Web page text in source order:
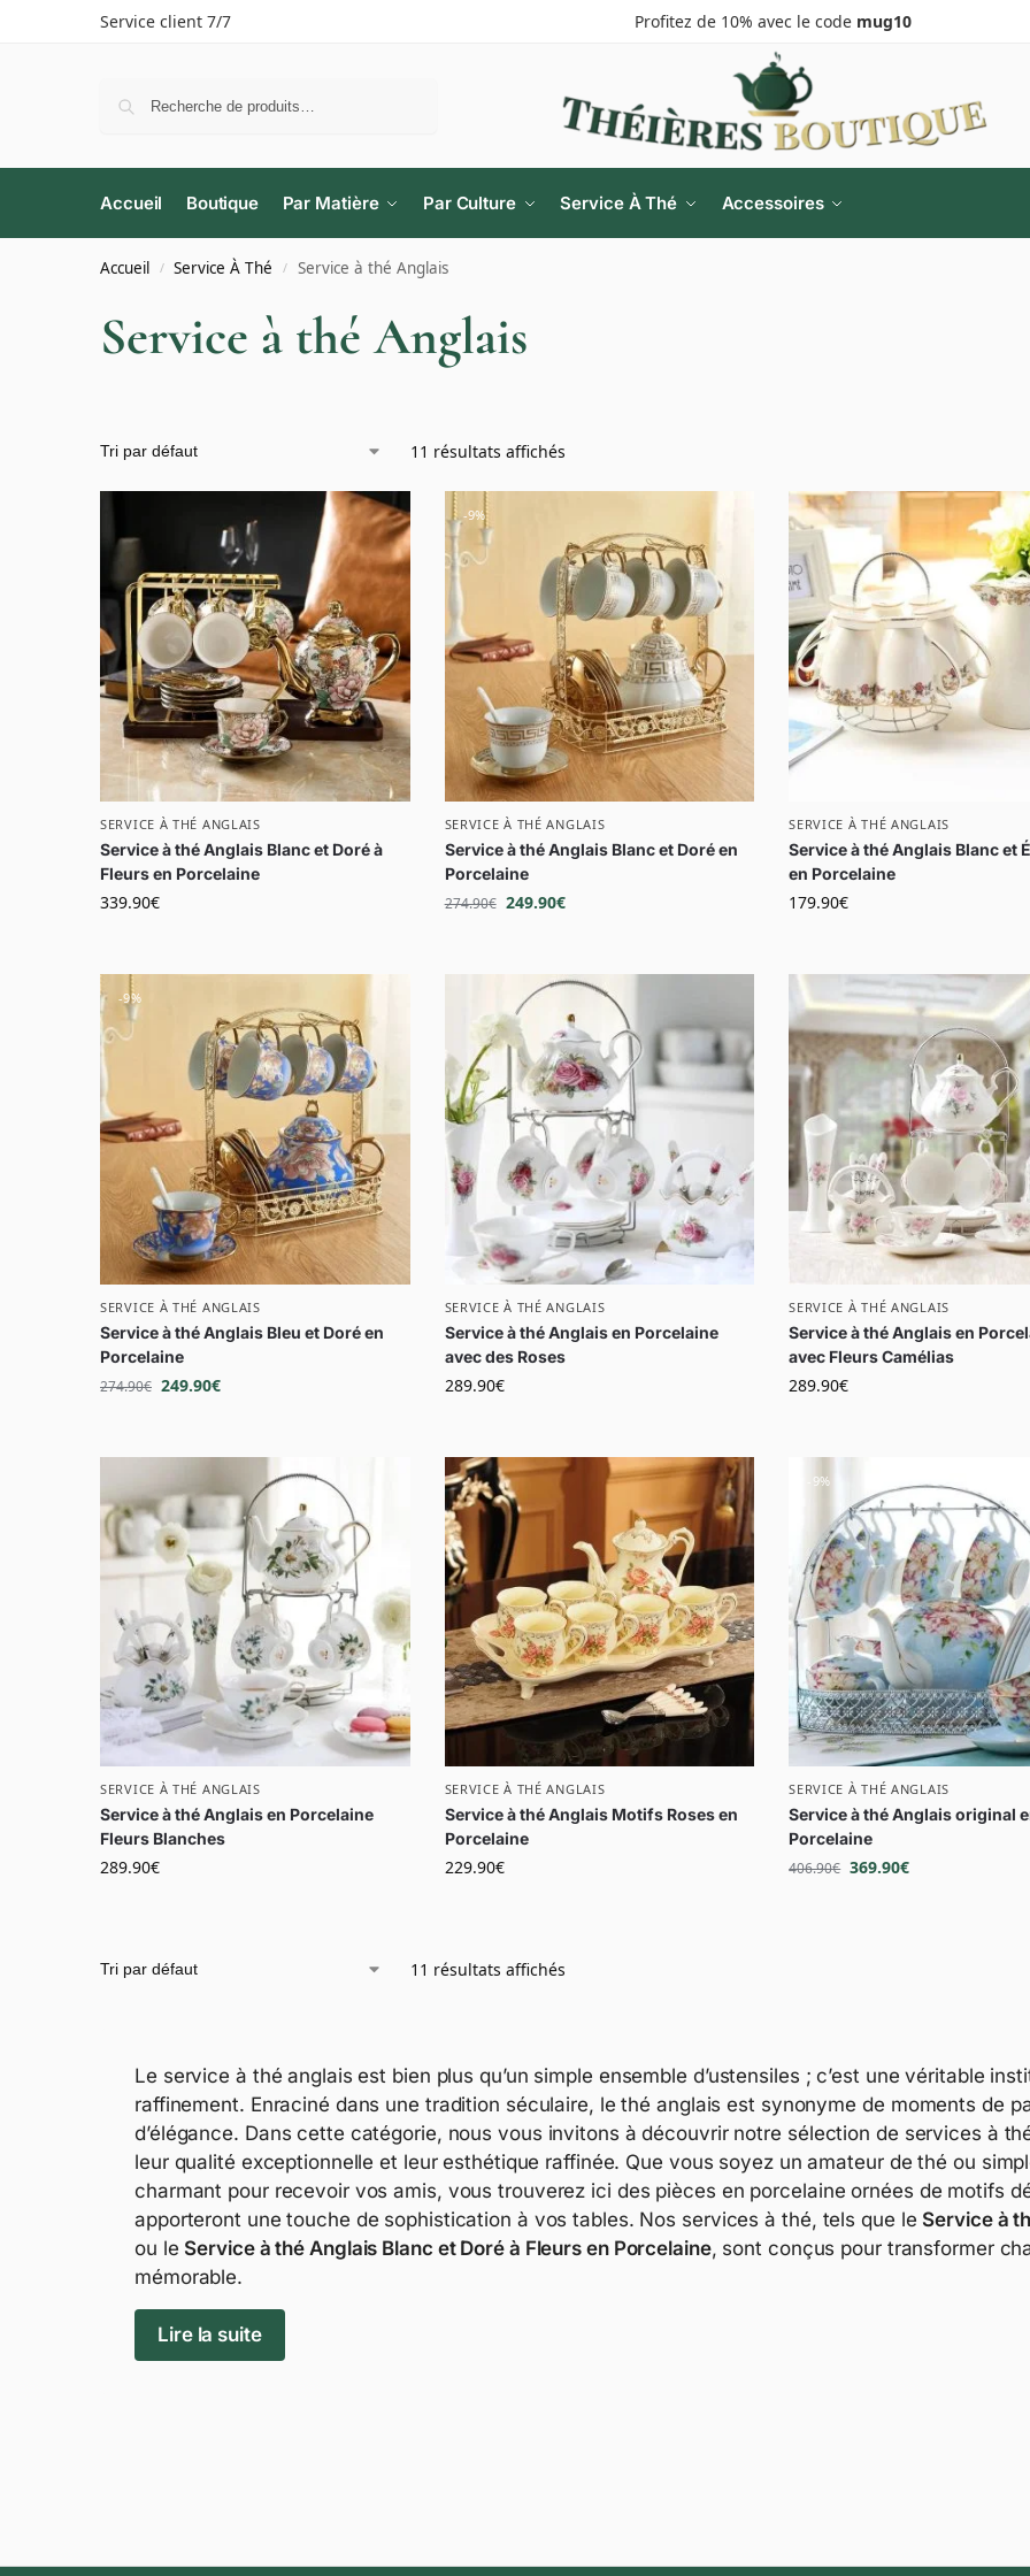
Service client 7/7 Profitez de 10% avec le code mug10
Accueil Boutique Par Matière Par Culture Service À Thé Accessoires
Accueil / Service À Thé / Service à thé Anglais
Service à thé Anglais
11 résultats affichés
SERVICE À THÉ ANGLAIS
Service à thé Anglais Blanc et Doré à
Fleurs en Porcelaine
339.90€
-9%
SERVICE À THÉ ANGLAIS
Service à thé Anglais Blanc et Doré en
Porcelaine
274.90€ 249.90€
SERVICE À THÉ ANGLAIS
Service à thé Anglais Blanc et
en Porcelaine
179.90€
-9%
SERVICE À THÉ ANGLAIS
Service à thé Anglais Bleu et Doré en
Porcelaine
274.90€ 249.90€
SERVICE À THÉ ANGLAIS
Service à thé Anglais en Porcelaine
avec des Roses
289.90€
SERVICE À THÉ ANGLAIS
Service à thé Anglais en
avec Fleurs Camélias
289.90€
SERVICE À THÉ ANGLAIS
Service à thé Anglais en Porcelaine
Fleurs Blanches
289.90€
SERVICE À THÉ ANGLAIS
Service à thé Anglais Motifs Roses en
Porcelaine
229.90€
-9%
SERVICE À THÉ ANGLAIS
Service à thé Anglais original
Porcelaine
406.90€ 369.90€
11 résultats affichés
Le service à thé anglais est bien plus qu’un simple ensemble d’ustensiles ; c’est une véritable
raffinement. Enraciné dans une tradition séculaire, le thé anglais est synonyme de moments de
d’élégance. Dans cette catégorie, nous vous invitons à découvrir notre sélection de services à
leur qualité exceptionnelle et leur esthétique raffinée. Que vous soyez un amateur de thé ou
charmant pour recevoir vos amis, vous trouverez ici des pièces en porcelaine ornées de motifs
apporteront une touche de sophistication à vos tables. Nos services à thé, tels que le Service à
ou le Service à thé Anglais Blanc et Doré à Fleurs en Porcelaine, sont conçus pour transformer
mémorable.
Lire la suite